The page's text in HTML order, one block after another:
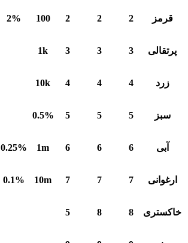
قرمز 2
2
2
100
2%
پرتقالی 3
3
3
1k
زرد 4
4
4
10k
سبز 5
5
5
0.5%
آبی 6
6
6
1m
0.25%
ارغوانی 7
7
7
10m
0.1%
خاکستری 8
8
5